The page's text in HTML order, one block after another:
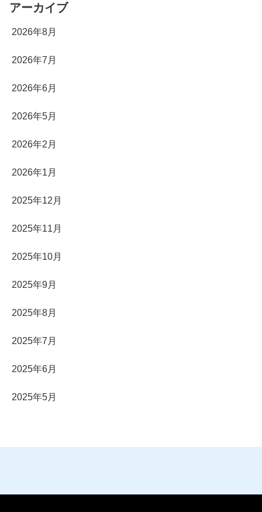
アーカイブ
2026年8月
2026年7月
2026年6月
2026年5月
2026年2月
2026年1月
2025年12月
2025年11月
2025年10月
2025年9月
2025年8月
2025年7月
2025年6月
2025年5月